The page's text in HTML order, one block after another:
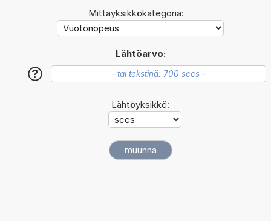
Mittayksikkökategoria:
Lähtöarvo:
?
Lähtöyksikkö: